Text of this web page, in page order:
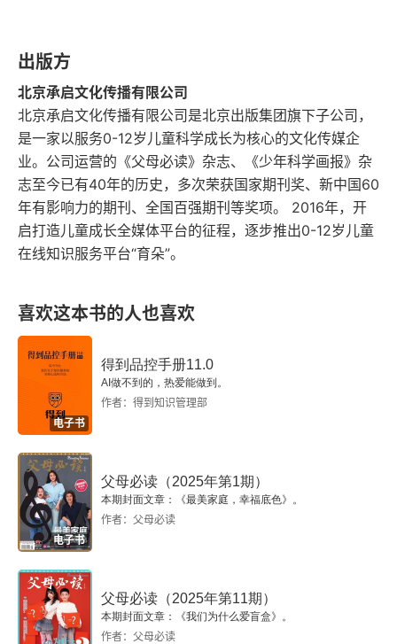
和孩子一起玩耍
解读二孩冲突中的小心思
爱洗手宝宝养成记
不冷不热过夏天
在生活中自然识字
卧室里的秘密
幸福就是和祖父母生活在一起
牛文超：用陪伴筑就最美的家
要不要告诉孩子童话是假的
入围图书07月号童书排行榜
《父母必读》创刊40周年 养育新观察让孩子开心地
玩起来吧！
出版方
北京承启文化传播有限公司
北京承启文化传播有限公司是北京出版集团旗下子公司，
是一家以服务0-12岁儿童科学成长为核心的文化传媒企
业。公司运营的《父母必读》杂志、《少年科学画报》杂
志至今已有40年的历史，多次荣获国家期刊奖、新中国60
年有影响力的期刊、全国百强期刊等奖项。 2016年，开
启打造儿童成长全媒体平台的征程，逐步推出0-12岁儿童
在线知识服务平台“育朵”。
喜欢这本书的人也喜欢
电子书
得到品控手册11.0
AI做不到的，热爱能做到。
作者：得到知识管理部
电子书
父母必读（2025年第1期）
本期封面文章：《最美家庭，幸福底色》。
作者：父母必读
父母必读（2025年第11期）
本期封面文章：《我们为什么爱盲盒》。
作者：父母必读